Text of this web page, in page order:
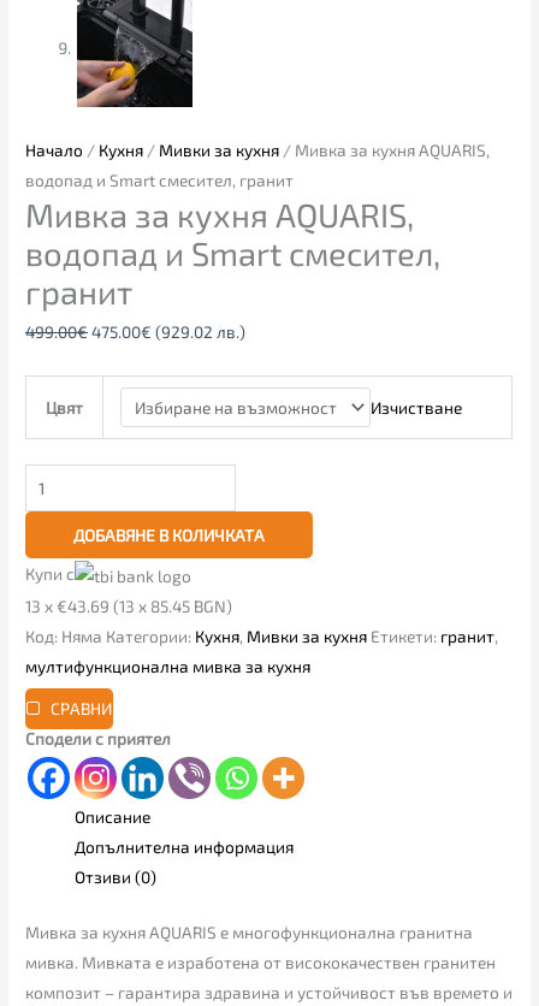
Начало / Кухня / Мивки за кухня / Мивка за кухня AQUARIS,
водопад и Smart смесител, гранит
Мивка за кухня AQUARIS,
водопад и Smart смесител,
гранит
499.00€475.00€ (929.02 лв.)
Цвят Изчистване
ДОБАВЯНЕ В КОЛИЧКАТА
Купи с
13 x €43.69 (13 x 85.45 BGN)
Код: Няма Категории: Кухня, Мивки за кухня Етикети: гранит,
мултифункционална мивка за кухня
СРАВНИ
Сподели с приятел
Описание
Допълнителна информация
Отзиви (0)
Мивка за кухня AQUARIS e многофункционална гранитна
мивка. Мивката е изработена от висококачествен гранитен
композит – гарантира здравина и устойчивост във времето и